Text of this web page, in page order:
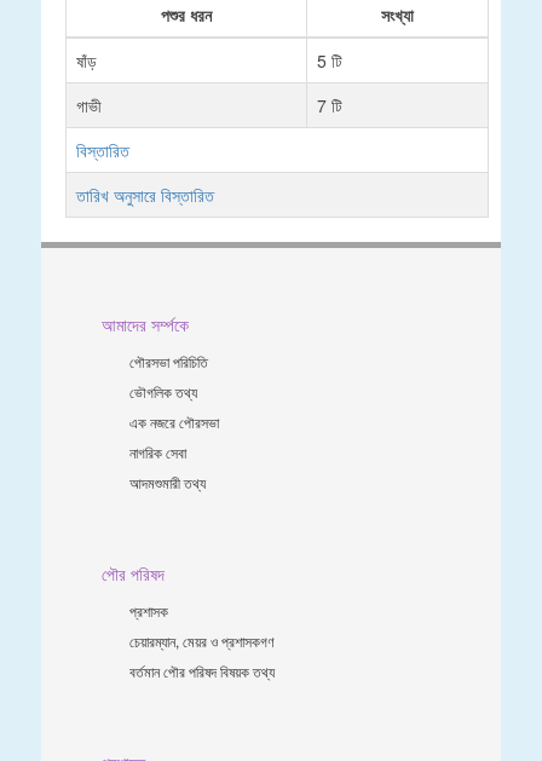
পশুর ধরন
সংখ্যা
ষাঁড়
5 টি
গাভী
7 টি
বিস্তারিত
তারিখ অনুসারে বিস্তারিত
আমাদের সর্ম্পকে
পৌরসভা পরিচিতি
ভৌগলিক তথ্য
এক নজরে পৌরসভা
নাগরিক সেবা
আদমশুমারী তথ্য
পৌর পরিষদ
প্রশাসক
চেয়ারম্যান, মেয়র ও প্রশাসকগণ
বর্তমান পৌর পরিষদ বিষয়ক তথ্য